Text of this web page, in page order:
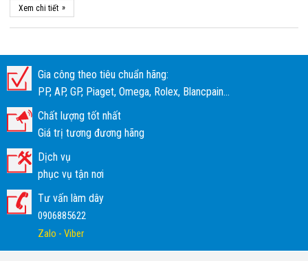
Xem chi tiết »
Gia công theo tiêu chuẩn hãng:
PP, AP, GP, Piaget, Omega, Rolex, Blancpain...
Chất lượng tốt nhất
Giá trị tương đương hãng
Dịch vụ
phục vụ tận nơi
Tư vấn làm dây
0906885622
Zalo - Viber